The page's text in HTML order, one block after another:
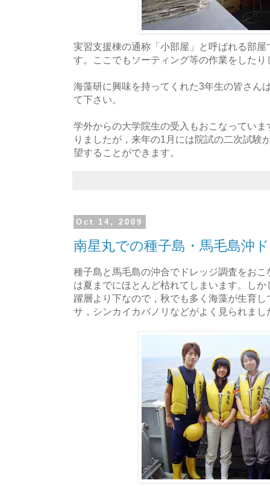
実習支援棟の通称「小部屋」と呼ばれる部
す。ここでもソーティング等の作業をしたり
海藻研に興味を持ってくれた3年生の皆さん
て下さい。
学外からの大学院生の受入もおこなってい
りましたが，来年の1月には院試の二次試験
望することができます。
Oct 14, 2009
南星丸での種子島・馬毛島沖
種子島と馬毛島の沖合でドレッジ調査をお
は夏までにほとんど枯れてしまいます。し
躍層より下なので，秋でも多く海藻が生育
サ，シンカイカバノリなどがよく見られまし